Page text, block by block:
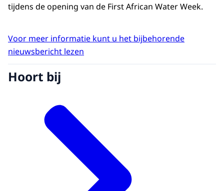
tijdens de opening van de First African Water Week.
Voor meer informatie kunt u het bijbehorende
nieuwsbericht lezen
Hoort bij